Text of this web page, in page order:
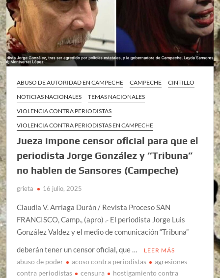
ABUSO DE AUTORIDAD EN CAMPECHE CAMPECHE
CINTILLO
NOTICIAS NACIONALES
TEMAS NACIONALES
VIOLENCIA CONTRA PERIODISTAS
VIOLENCIA CONTRA PERIODISTAS EN CAMPECHE
Jueza impone censor oficial para que el
periodista Jorge González y “Tribuna”
no hablen de Sansores (Campeche)
grieta 16 julio, 2025
Claudia V. Arriaga Durán / Revista Proceso SAN
FRANCISCO, Camp., (apro) .- El periodista Jorge Luis
González Valdez y el medio de comunicación “Tribuna”
deberán tener un censor oficial, que …
LEER MÁS
abuso de poder acoso contra periodistas
agresiones
contra periodistas
censura
hostigamiento contra